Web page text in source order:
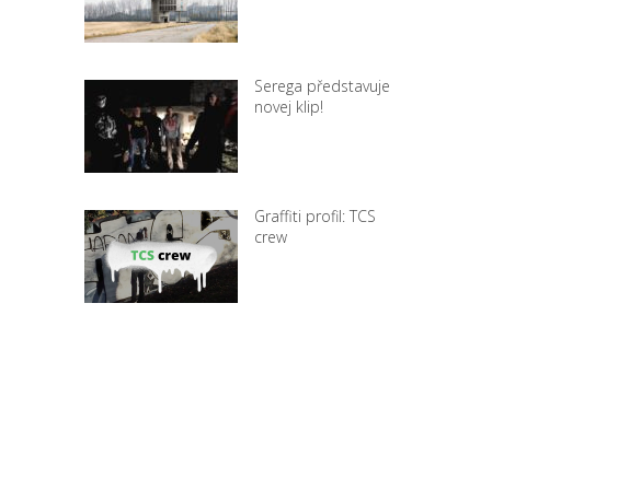
Serega představuje
novej klip!
Graffiti profil: TCS
crew